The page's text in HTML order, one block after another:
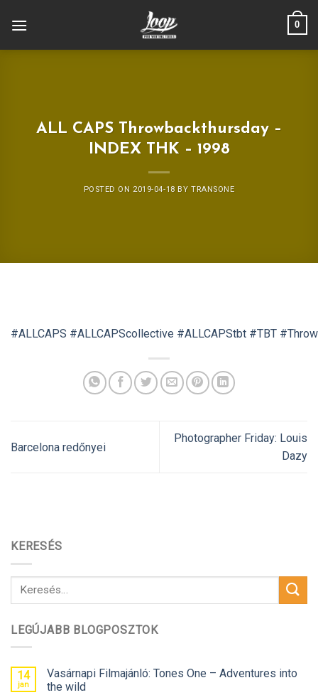
0
ALL CAPS Throwbackthursday –
INDEX THK – 1998
POSTED ON 2019-04-18 BY TRANSONE
#ALLCAPS #ALLCAPScollective #ALLCAPStbt #TBT
Barcelona redőnyei
Photographer Friday: Louis
Dazy
KERESÉS
LEGÚJABB BLOGPOSZTOK
14
jan
Vasárnapi Filmajánló: Tones One – Adventures into
the wild